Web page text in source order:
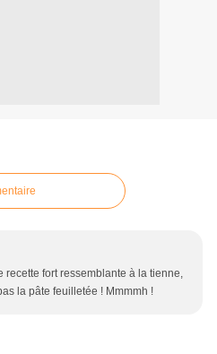
recette fort ressemblante à la tienne,
la pâte feuilletée ! Mmmmh !